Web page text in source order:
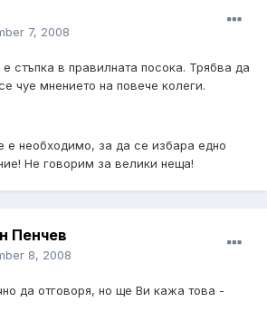
7, 2008
стъпка в правилната посока. Трябва да
чуе мнението на повече колеги.
е необходимо, за да се избара едно
Не говорим за велики неща!
Пенчев
8, 2008
да отговоря, но ще Ви кажа това -